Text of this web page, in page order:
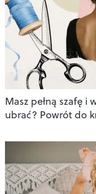
Masz pełną szafę i
ubrać? Powrót do